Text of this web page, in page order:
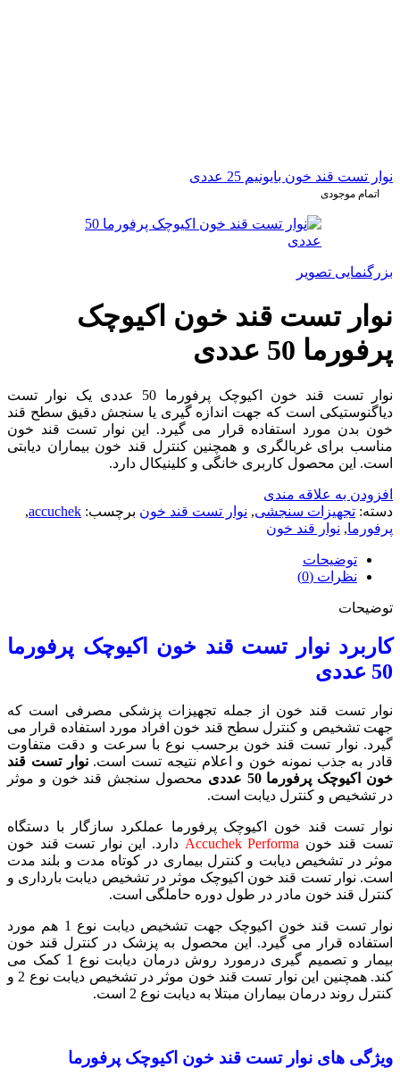
نوار تست قند خون بایونیم 25 عددی
اتمام موجودی
بزرگنمایی تصویر
نوار تست قند خون اکیوچک
پرفورما 50 عددی
نوار تست قند خون اکیوچک پرفورما 50 عددی یک نوار تست
دیاگنوستیکی است که جهت اندازه گیری یا سنجش دقیق سطح قند
خون بدن مورد استفاده قرار می گیرد. این نوار تست قند خون
مناسب برای غربالگری و همچنین کنترل قند خون بیماران دیابتی
است. این محصول کاربری خانگی و کلینیکال دارد.
افزودن به علاقه مندی
دسته: تجهیزات سنجشی, نوار تست قند خون برچسب: accuchek
,
پرفورما, نوار قند خون
توضیحات
نظرات (0)
توضیحات
کاربرد نوار تست قند خون اکیوچک پرفورما
50 عددی
نوار تست قند خون از جمله تجهیزات پزشکی مصرفی است که
جهت تشخیص و کنترل سطح قند خون افراد مورد استفاده قرار می
گیرد. نوار تست قند خون برحسب نوع با سرعت و دقت متفاوت
قادر به جذب نمونه خون و اعلام نتیجه تست است.نوار تست قند
خون اکیوچک پرفورما 50 عددی
محصول سنجش قند خون و موثر
در تشخیص و کنترل دیابت است.
نوار تست قند خون اکیوچک پرفورما عملکرد سازگار با دستگاه
تست قند خون Accuchek Performa دارد. این نوار تست قند خون
موثر در تشخیص دیابت و کنترل بیماری در کوتاه مدت و بلند مدت
است. نوار تست قند خون اکیوچک موثر در تشخیص دیابت بارداری و
کنترل قند خون مادر در طول دوره حاملگی است.
نوار تست قند خون اکیوچک جهت تشخیص دیابت نوع 1 هم مورد
استفاده قرار می گیرد. این محصول به پزشک در کنترل قند خون
بیمار و تصمیم گیری درمورد روش درمان دیابت نوع 1 کمک می
کند. همچنین این نوار تست قند خون موثر در تشخیص دیابت نوع 2 و
کنترل روند درمان بیماران مبتلا به دیابت نوع 2 است.
ویژگی های نوار تست قند خون اکیوچک پرفورما